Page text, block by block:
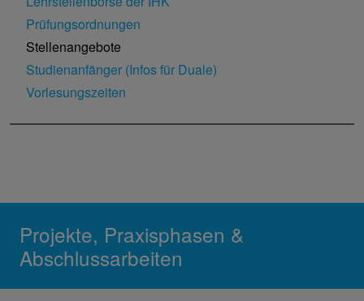
Prüfungsordnungen
Stellenangebote
Studienanfänger (Infos für Duale)
Vorlesungszeiten
Projekte, Praxisphasen &
Abschlussarbeiten